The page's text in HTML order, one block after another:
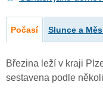
Počasí Slunce a
Březina leží v kraji
sestavena podle